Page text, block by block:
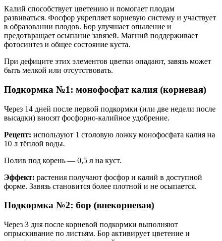
Калий способствует цветению и помогает плодам
развиваться. Фосфор укрепляет корневую систему и участвует
в образовании плодов. Бор улучшает опыление и
предотвращает осыпание завязей. Магний поддерживает
фотосинтез и общее состояние куста.
При дефиците этих элементов цветки опадают, завязь может
быть мелкой или отсутствовать.
Подкормка №1: монофосфат калия (корневая)
Через 14 дней после первой подкормки (или две недели после
высадки) вносят фосфорно-калийное удобрение.
Рецепт: используют 1 столовую ложку монофосфата калия на
10 л тёплой воды.
Полив под корень — 0,5 л на куст.
Эффект: растения получают фосфор и калий в доступной
форме. Завязь становится более плотной и не осыпается.
Подкормка №2: бор (внекорневая)
Через 3 дня после корневой подкормки выполняют
опрыскивание по листьям. Бор активирует цветение и